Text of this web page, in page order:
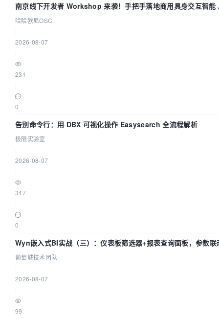
南京线下开发者 Workshop 来袭！手把手落地商用具身交互智
哈哈欧尼OSC
2026-08-07
231
0
告别命令行：用 DBX 可视化操作 Easysearch 全流程解析
极限实验室
2026-08-07
347
0
Wyn嵌入式BI实战（三）：仪表板筛选器+报表查询面板，参数联
葡萄城技术团队
2026-08-07
99